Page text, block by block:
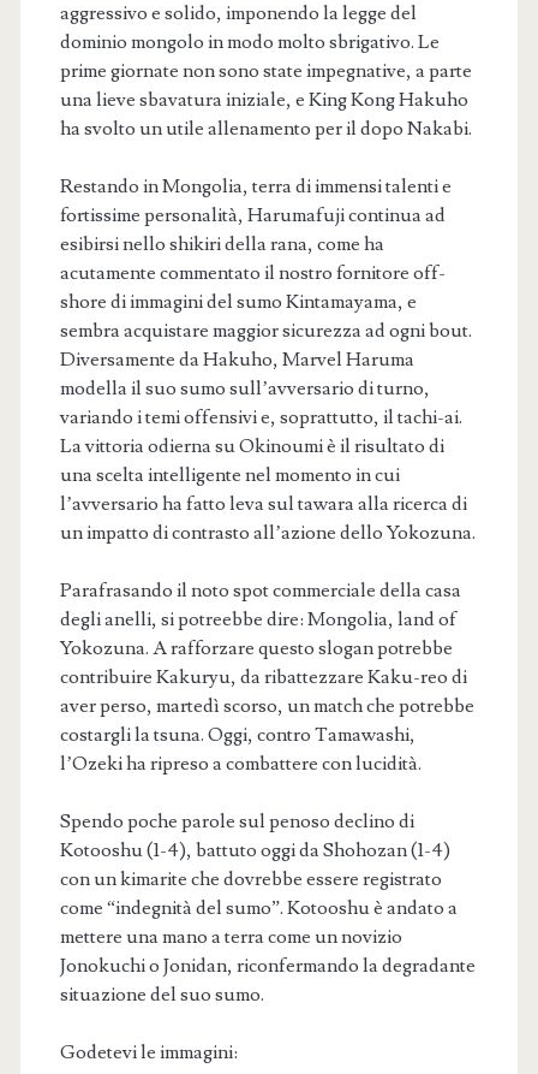
aggressivo e solido, imponendo la legge del
dominio mongolo in modo molto sbrigativo. Le
prime giornate non sono state impegnative, a parte
una lieve sbavatura iniziale, e King Kong Hakuho
ha svolto un utile allenamento per il dopo Nakabi.
Restando in Mongolia, terra di immensi talenti e
fortissime personalità, Harumafuji continua ad
esibirsi nello shikiri della rana, come ha
acutamente commentato il nostro fornitore off-
shore di immagini del sumo Kintamayama, e
sembra acquistare maggior sicurezza ad ogni bout.
Diversamente da Hakuho, Marvel Haruma
modella il suo sumo sull’avversario di turno,
variando i temi offensivi e, soprattutto, il tachi-ai.
La vittoria odierna su Okinoumi è il risultato di
una scelta intelligente nel momento in cui
l’avversario ha fatto leva sul tawara alla ricerca di
un impatto di contrasto all’azione dello Yokozuna.
Parafrasando il noto spot commerciale della casa
degli anelli, si potreebbe dire: Mongolia, land of
Yokozuna. A rafforzare questo slogan potrebbe
contribuire Kakuryu, da ribattezzare Kaku-reo di
aver perso, martedì scorso, un match che potrebbe
costargli la tsuna. Oggi, contro Tamawashi,
l’Ozeki ha ripreso a combattere con lucidità.
Spendo poche parole sul penoso declino di
Kotooshu (1-4), battuto oggi da Shohozan (1-4)
con un kimarite che dovrebbe essere registrato
come “indegnità del sumo”. Kotooshu è andato a
mettere una mano a terra come un novizio
Jonokuchi o Jonidan, riconfermando la degradante
situazione del suo sumo.
Godetevi le immagini: